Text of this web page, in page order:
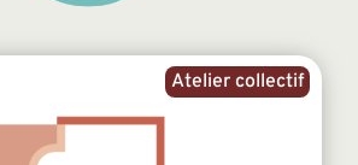
Atelier collectif